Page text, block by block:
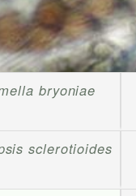
bryoniae
sclerotioides